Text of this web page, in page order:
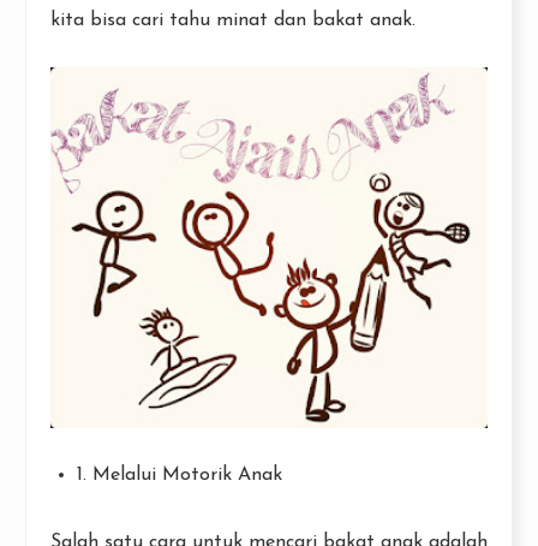
kita bisa cari tahu minat dan bakat anak.
1. Melalui Motorik Anak